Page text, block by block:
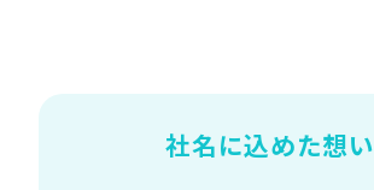
社名に込めた想い